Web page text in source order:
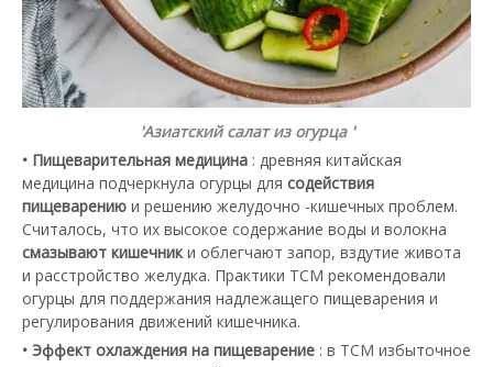
'Азиатский салат из огурца '
• Пищеварительная медицина : древняя китайская
медицина подчеркнула огурцы для содействия
пищеварению и решению желудочно -кишечных проблем.
Считалось, что их высокое содержание воды и волокна
смазывают кишечники облегчают запор, вздутие живота
и расстройство желудка. Практики TCM рекомендовали
огурцы для поддержания надлежащего пищеварения и
регулирования движений кишечника.
• Эффект охлаждения на пищеварение : в TCM избыточное